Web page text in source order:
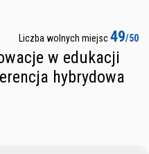
Liczba wolnych miejsc49/50
w edukacji
hybrydowa